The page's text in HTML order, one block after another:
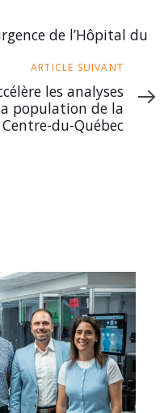
de l’Hôpital du
ARTICLE SUIVANT
les analyses
population de la
du-Québec